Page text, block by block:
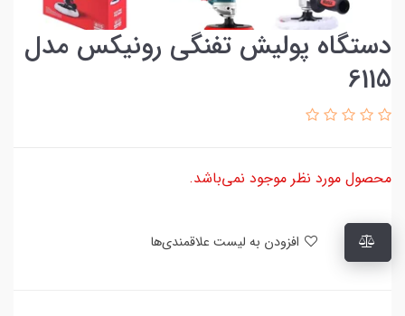
دستگاه پولیش تفنگی رونیکس مدل
6115
محصول مورد نظر موجود نمی‌باشد.